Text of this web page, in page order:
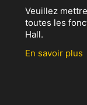
Veuillez
toutes les
Hall.
En savoir plus